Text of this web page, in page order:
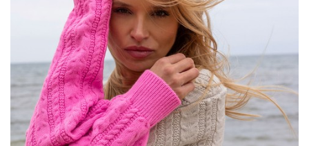
sklepu! Dlaczego warto zaopatrywać się u …